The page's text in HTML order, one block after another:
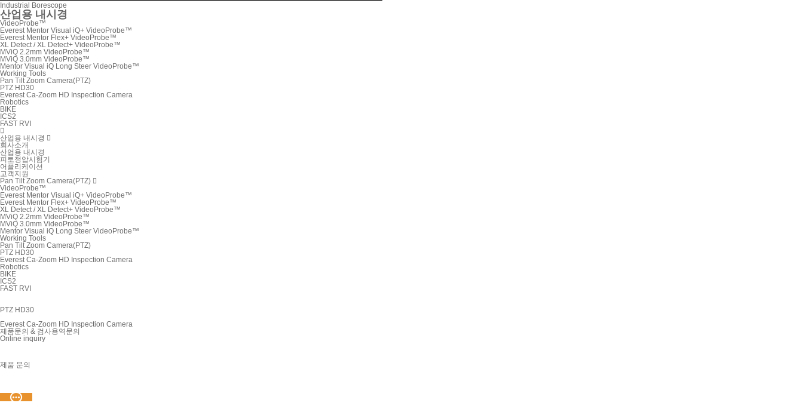
Industrial Borescope
산업용 내시경
VideoProbe™
Everest Mentor Visual iQ+ VideoProbe™
Everest Mentor Flex+ VideoProbe™
XL Detect / XL Detect+ VideoProbe™
MViQ 2.2mm VideoProbe™
MViQ 3.0mm VideoProbe™
Mentor Visual iQ Long Steer VideoProbe™
Working Tools
Pan Tilt Zoom Camera(PTZ)
PTZ HD30
Everest Ca-Zoom HD Inspection Camera
Robotics
BIKE
ICS2
FAST RVI

산업용 내시경 
회사소개
산업용 내시경
피토정압시험기
어플리케이션
고객지원
Pan Tilt Zoom Camera(PTZ) 
VideoProbe™
Everest Mentor Visual iQ+ VideoProbe™
Everest Mentor Flex+ VideoProbe™
XL Detect / XL Detect+ VideoProbe™
MViQ 2.2mm VideoProbe™
MViQ 3.0mm VideoProbe™
Mentor Visual iQ Long Steer VideoProbe™
Working Tools
Pan Tilt Zoom Camera(PTZ)
PTZ HD30
Everest Ca-Zoom HD Inspection Camera
Robotics
BIKE
ICS2
FAST RVI
PTZ HD30
Everest Ca-Zoom HD Inspection Camera
제품문의 & 검사용역문의
Online inquiry
제품 문의